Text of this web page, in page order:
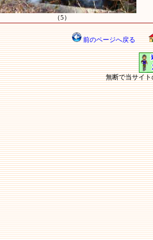
（5）
前のページへ戻る
無断で当サイ